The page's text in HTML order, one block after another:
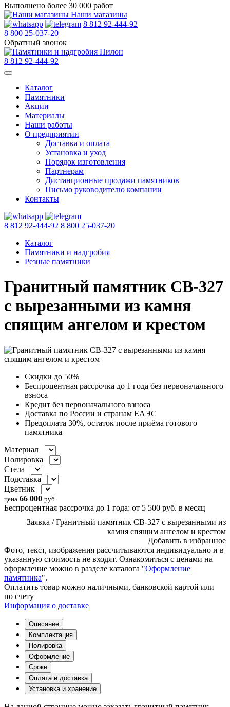
Выполнено более 30 000 работ
Наши магазины
8 812 92-444-92
8 800 25-037-20
Обратный звонок
8 812 92-444-92
Каталог
Памятники
Акции
Материалы
Наши работы
О предприятии
Доставка и оплата
Установка и уход
Порядок изготовления
Партнерам
Дистанционные продажи памятников
Письмо руководителю компании
Контакты
8 812 92-444-92 8 800 25-037-20
Каталог
Памятники и надгробия
Резные памятники
Гранитный памятник СВ-327
с вырезанными из камня
спящим ангелом и крестом
Скидки до 50%
Беспроцентная рассрочка до 1 года без первоначального
взноса
Кредит без первоначального взноса
Доставка по России и странам ЕАЭС
Предоплата 30%, остаток после приёма готового
памятника
Материал
Полировка
Стела
Подставка
Цветник
цена 66 000 руб.
Беспроцентная рассрочка до 1 года: от 5 500 руб. в месяц
Заявка / Гранитный памятник СВ-327 с вырезанными из
камня спящим ангелом и крестом
Добавить в избранное
Фото, текст, изображения рассчитываются индивидуально и в
указанную стоимость не входят. Ознакомиться с ценами на
оформление можно в разделе каталога "Оформление
памятника".
Оплатить товар можно наличными, банковской картой или
по счету
Информация о доставке
Описание
Комплектация
Полировка
Оформление
Сроки
Оплата и доставка
Установка и хранение